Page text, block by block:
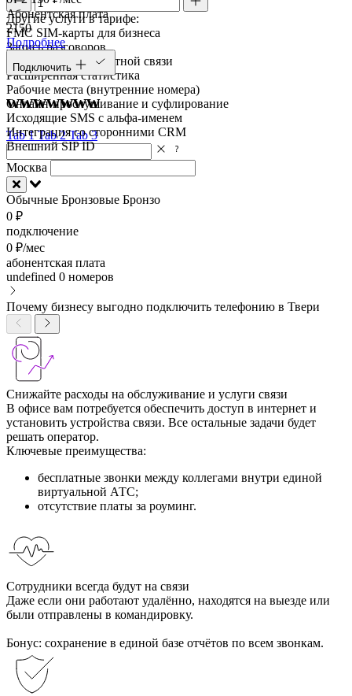
Другие услуги в тарифе:
FMC SIM-карты для бизнеса
Запись разговоров
Умный виджет обратной связи
Расширенная статистика
Рабочие места (внутренние номера)
Онлайн-прослушивание и суфлирование
Исходящие SMS с альфа-именем
Интеграция со сторонними CRM
Внешний SIP ID
Абонентская плата
2150
Подробнее
Подключить
wwwwwww
Tab 1Tab 2Tab 3
Москва
Обычные Бронзовые Бронзо
0 ₽
подключение
0 ₽/мес
абонентская плата
undefined 0 номеров
Почему бизнесу выгодно подключить телефонию в Твери
Снижайте расходы на обслуживание и услуги связи
В офисе вам потребуется обеспечить доступ в интернет и
установить устройства связи. Все остальные задачи будет
решать оператор.
Ключевые преимущества:
бесплатные звонки между коллегами внутри единой
виртуальной АТС;
отсутствие платы за роуминг.
Сотрудники всегда будут на связи
Даже если они работают удалённо, находятся на выезде или
были отправлены в командировку.
Бонус: сохранение в единой базе отчётов по всем звонкам.